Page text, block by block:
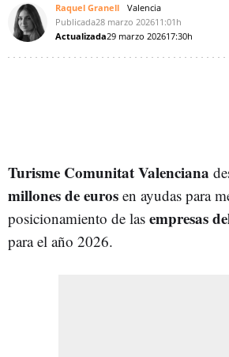
Raquel Granell
Valencia
Publicada28 marzo 202611:01h
Actualizada29 marzo 202617:30h
Turisme Comunitat Valenciana
millones de euros en ayudas para
posicionamiento de las empresas
para el año 2026.